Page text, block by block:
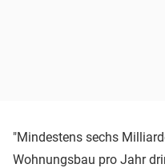
"Mindestens sechs
Wohnungsbau pro Jahr